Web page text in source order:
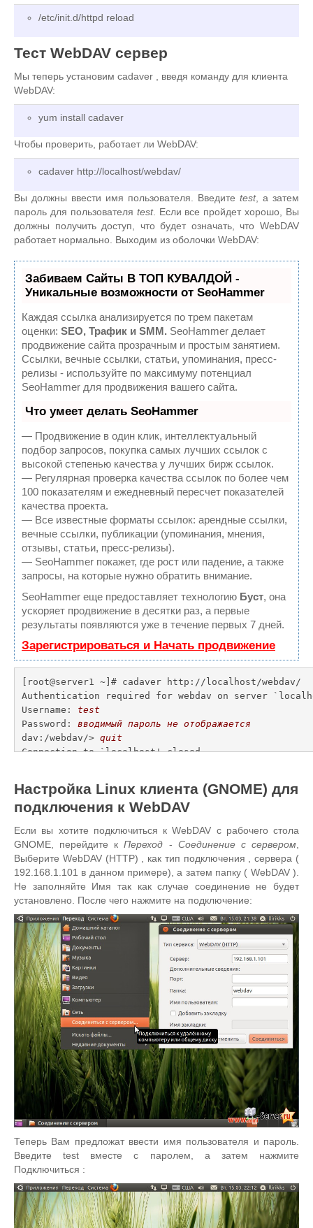
                AllowOverride None
                Order allow,deny
        Alias /webdav /var/www/web1/web
           DAV On
           AuthName "webdav"
           AuthUserFile /var/www/web1/passwd.dav
           Require valid-user
</VirtualHost>
/etc/init.d/httpd reload
Тест WebDAV сервер
Мы теперь установим cadaver , введя команду для клиента
WebDAV:
yum install cadaver
Чтобы проверить, работает ли WebDAV:
cadaver http://localhost/webdav/
Вы должны ввести имя пользователя. Введите test, а затем
пароль для пользователя test. Если все пройдет хорошо, Вы
должны получить доступ, что будет означать, что WebDAV
работает нормально. Выходим из оболочки WebDAV:
Забиваем Сайты В ТОП КУВАЛДОЙ -
Уникальные возможности от SeoHammer
Каждая ссылка анализируется по трем пакетам
оценки: SEO, Трафик и SMM. SeoHammer делает
продвижение сайта прозрачным и простым занятием.
Ссылки, вечные ссылки, статьи, упоминания, пресс-
релизы - используйте по максимуму потенциал
SeoHammer для продвижения вашего сайта.
Что умеет делать SeoHammer
— Продвижение в один клик, интеллектуальный
подбор запросов, покупка самых лучших ссылок с
высокой степенью качества у лучших бирж ссылок.
— Регулярная проверка качества ссылок по более чем
100 показателям и ежедневный пересчет показателей
качества проекта.
— Все известные форматы ссылок: арендные ссылки,
вечные ссылки, публикации (упоминания, мнения,
отзывы, статьи, пресс-релизы).
— SeoHammer покажет, где рост или падение, а также
запросы, на которые нужно обратить внимание.
SeoHammer еще предоставляет технологию Буст, она
ускоряет продвижение в десятки раз, а первые
результаты появляются уже в течение первых 7 дней.
Зарегистрироваться и Начать продвижение
[root@server1 ~]# cadaver http://localhost/webdav/
Authentication required for webdav on server
Username: test
Password: вводимый пароль не отображается
dav:/webdav/> quit
Connection to `localhost' closed.
Настройка Linux клиента (GNOME) для
подключения к WebDAV
Если вы хотите подключиться к WebDAV с рабочего стола
GNOME, перейдите кПереход - Соединение с сервером
Выберите WebDAV (HTTP) , как тип подключения , сервера (
192.168.1.101 в данном примере), а затем папку ( WebDAV ).
Не заполняйте Имя так как случае соединение не будет
установлено. После чего нажмите на подключение:
Теперь Вам предложат ввести имя пользователя и пароль.
Введите test вместе с паролем, а затем нажмите
Подключиться :